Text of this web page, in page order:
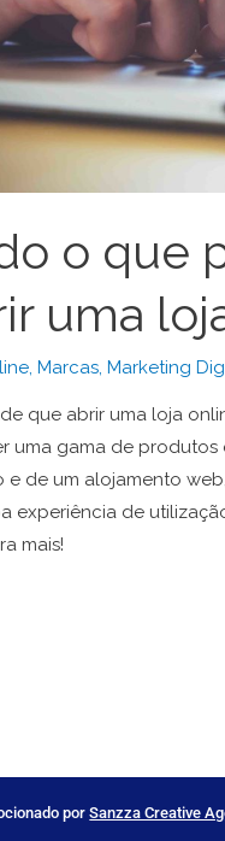
o que
uma
,Marcas,Marketing
que abrir uma loja
uma gama de
e de um alojamento
experiência de
mais!
porSanzza Creative